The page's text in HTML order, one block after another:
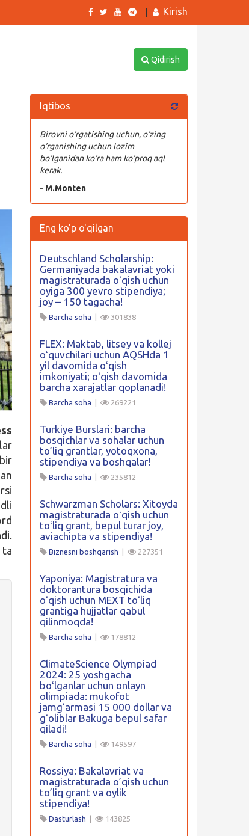
Kirish
Qidirish
ta
Iqtibos
Birovni o‘rgatishing uchun, o‘zing
o‘rganishing uchun lozim
bo‘lganidan ko‘ra ham ko‘proq aql
kerak.
- M.Monten
Eng ko'p o'qilgan
Deutschland Scholarship:
Germaniyada bakalavriat yoki
magistraturada oʻqish uchun
oyiga 300 yevro stipendiya;
joy – 150 tagacha!
Barcha soha 301838
FLEX: Maktab, litsey va kollej
oʻquvchilari uchun AQSHda 1
yil davomida oʻqish
imkoniyati; oʻqish davomida
barcha xarajatlar qoplanadi!
Barcha soha 269221
Turkiye Burslari: barcha
bosqichlar va sohalar uchun
to’liq grantlar, yotoqxona,
stipendiya va boshqalar!
Barcha soha 235812
Schwarzman Scholars: Xitoyda
magistraturada oʻqish uchun
toʻliq grant, bepul turar joy,
aviachipta va stipendiya!
Biznesni boshqarish 227351
Yaponiya: Magistratura va
doktorantura bosqichida
oʻqish uchun MEXT toʻliq
grantiga hujjatlar qabul
qilinmoqda!
Barcha soha 178812
ClimateScience Olympiad
2024: 25 yoshgacha
boʻlganlar uchun onlayn
olimpiada: mukofot
jamgʻarmasi 15 000 dollar va
gʻoliblar Bakuga bepul safar
qiladi!
Barcha soha 149597
Rossiya: Bakalavriat va
magistraturada o’qish uchun
to’liq grant va oylik
stipendiya!
Dasturlash 143825